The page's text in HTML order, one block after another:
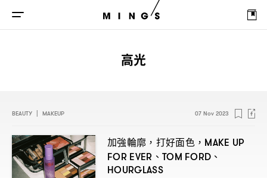
高光
BEAUTY MAKEUP 07 Nov 2023
加強輪廓 ， 打好面色，MAKE UP
FOR EVER 、 TOM FORD 、
HOURGLASS